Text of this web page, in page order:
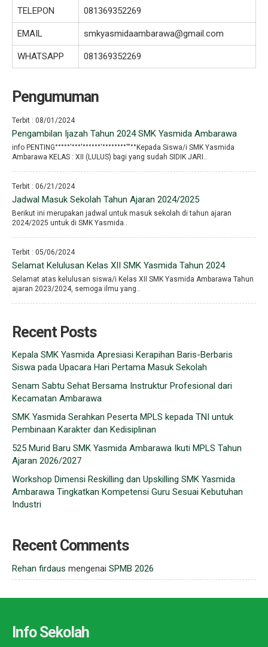
TELEPON 081369352269
EMAIL smkyasmidaambarawa@gmail.com
WHATSAPP 081369352269
Pengumuman
Terbit : 08/01/2024
Pengambilan Ijazah Tahun 2024 SMK Yasmida Ambarawa
info PENTING°°°°°′°°°′°°°°°°′°°°°°°°°′′′°°Kepada Siswa/i SMK Yasmida
Ambarawa KELAS : XII (LULUS) bagi yang sudah SIDIK JARI..
Terbit : 06/21/2024
Jadwal Masuk Sekolah Tahun Ajaran 2024/2025
Berikut ini merupakan jadwal untuk masuk sekolah di tahun ajaran
2024/2025 untuk di SMK Yasmida..
Terbit : 05/06/2024
Selamat Kelulusan Kelas XII SMK Yasmida Tahun 2024
Selamat atas kelulusan siswa/i Kelas XII SMK Yasmida Ambarawa Tahun
ajaran 2023/2024, semoga ilmu yang..
Recent Posts
Kepala SMK Yasmida Apresiasi Kerapihan Baris-Berbaris
Siswa pada Upacara Hari Pertama Masuk Sekolah
Senam Sabtu Sehat Bersama Instruktur Profesional dari
Kecamatan Ambarawa
SMK Yasmida Serahkan Peserta MPLS kepada TNI untuk
Pembinaan Karakter dan Kedisiplinan
525 Murid Baru SMK Yasmida Ambarawa Ikuti MPLS Tahun
Ajaran 2026/2027
Workshop Dimensi Reskilling dan Upskilling SMK Yasmida
Ambarawa Tingkatkan Kompetensi Guru Sesuai Kebutuhan
Industri
Recent Comments
Rehan firdaus mengenai SPMB 2026
Info Sekolah